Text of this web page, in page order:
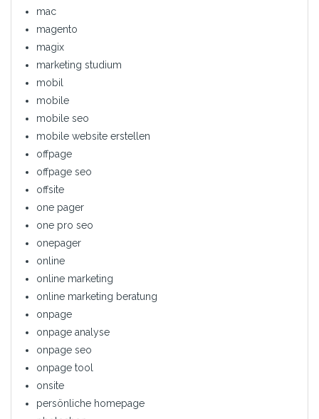
mac
magento
magix
marketing studium
mobil
mobile
mobile seo
mobile website erstellen
offpage
offpage seo
offsite
one pager
one pro seo
onepager
online
online marketing
online marketing beratung
onpage
onpage analyse
onpage seo
onpage tool
onsite
persönliche homepage